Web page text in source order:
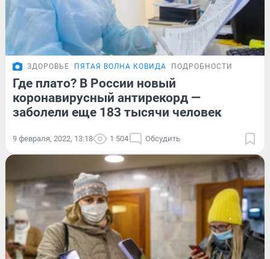
ЗДОРОВЬЕ ПЯТАЯ ВОЛНА КОВИДА ПОДРОБНОСТИ
Где плато? В России новый
коронавирусный антирекорд —
заболели еще 183 тысячи человек
9 февраля, 2022, 13:18 1 504 Обсудить